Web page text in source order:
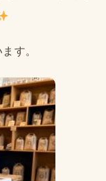
す。